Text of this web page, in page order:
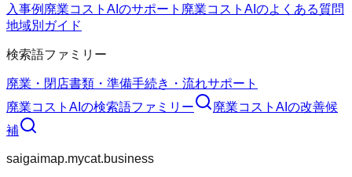
入事例 廃業コストAIのサポート 廃業コストAIのよくある質問
地域別ガイド
検索語ファミリー
廃業・閉店書類・準備手続き・流れサポート
廃業コストAI の検索語ファミリー 廃業コストAI の改善候
補
saigaimap.mycat.business